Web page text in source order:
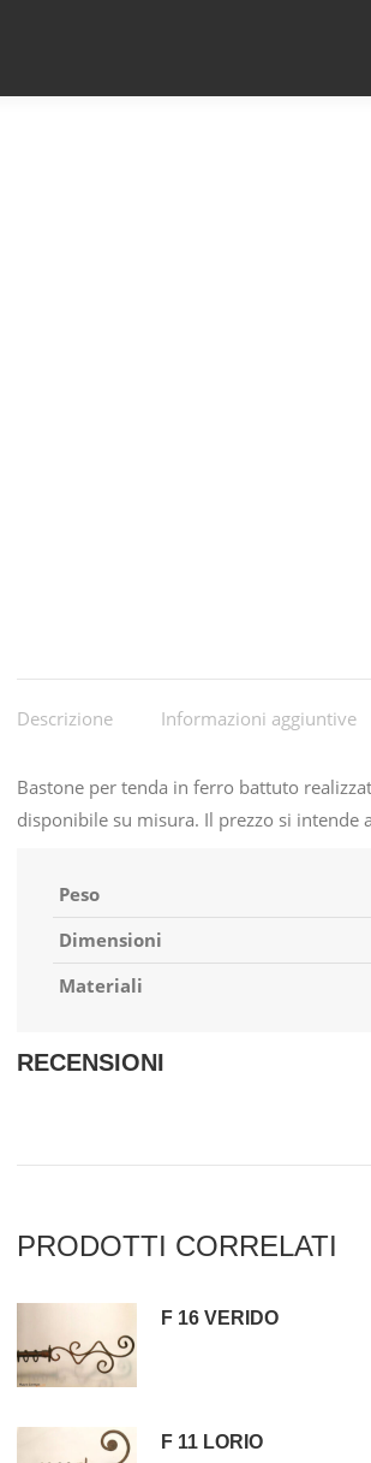
Descrizione Informazioni aggiuntive
Bastone per tenda in ferro battuto
disponibile su misura. Il prezzo si intende
Peso
Dimensioni
Materiali
RECENSIONI
PRODOTTI CORRELATI
F 16 VERIDO
F 11 LORIO